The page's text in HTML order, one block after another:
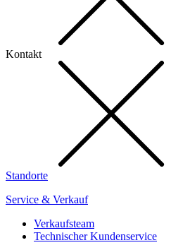
Kontakt
Standorte
Service & Verkauf
Verkaufsteam
Technischer Kundenservice